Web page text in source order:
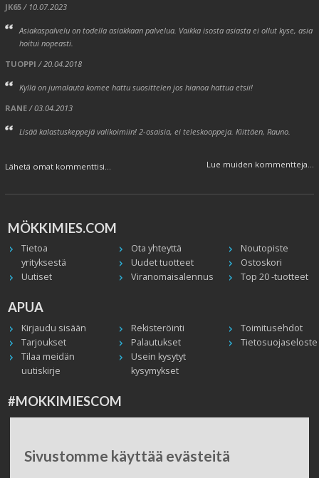
Sivustomme käyttää evästeitä
JK65 / 10.07.2023
Asiakaspalvelu on todella asiakkaan palvelua. Vaikka isosta asiasta ei ollut kyse, asia
hoitui nopeasti.
TUOPPI / 20.04.2018
Kyllä on jumalauta komee hattu suosittelen jos hianoa hattua etsii!
RANE/ 03.04.2013
Lisää kalastuskeppejä valikoimiin! 2-osaisia, ei teleskooppeja. Kiittäen, Rauno.
Lähetä omat kommenttisi... Lue muiden kommentteja...
MÖKKIMIES.COM
Tietoa
yrityksestä
Ota yhteyttä
Noutopiste
Uudet tuotteet
Ostoskori
Uutiset
Viranomaisalennus Top 20 -tuotteet
APUA
Kirjaudu sisään Rekisteröinti
Toimitusehdot
Tarjoukset
Palautukset
Tietosuojaseloste
Tilaa meidän
uutiskirje
Usein kysytyt
kysymykset
#MOKKIMIESCOM
Peruuta tilaus